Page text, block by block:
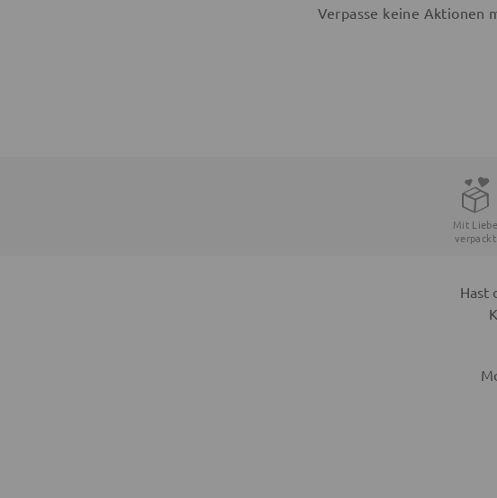
Verpasse keine Aktionen
Mit Liebe
verpackt
Hast